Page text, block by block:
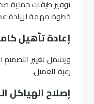
توفير طبقات حماية
خطوة مهمة لزيادة
إعادة تأهيل
ويشمل تغيير التصميم
رغبة العميل.
إصلاح الهياكل